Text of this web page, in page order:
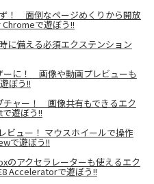
！ 面倒なページめくりから開放
で遊ぼう!!
備える必須エクステンション
ーに！ 画像や動画プレビューも
ぼう!!
チャー！ 画像共有もできるエク
遊ぼう!!
ビュー！ マウスホイールで操作
で遊ぼう!!
アクセラレーターも使えるエク
Acceleratorで遊ぼう!!